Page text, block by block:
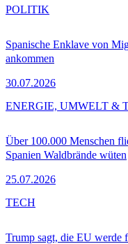
Spanische Enklave von
ankommen
30.07.2026
POLITIK
Über 100.000 Menschen
Spanien Waldbrände wüten
25.07.2026
ENERGIE, UMWELT &
Trump sagt, die EU werde
TECH